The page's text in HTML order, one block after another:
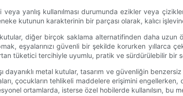
veya yanlış kullanılması durumunda ezikler veya
kutunun karakterinin bir parçası olarak, kalıcı
kutular, diğer birçok saklama alternatifinden daha
eşyalarınızı güvenli bir şekilde korurken yıllarca
tüketici tercihiyle uyumlu, pratik ve sürdürülebilir bir
dayanıklı metal kutular, tasarım ve güvenliğin
çocukların tehlikeli maddelere erişimini
ortamlarda, isterse özel hobilerde kullanılsın, bu